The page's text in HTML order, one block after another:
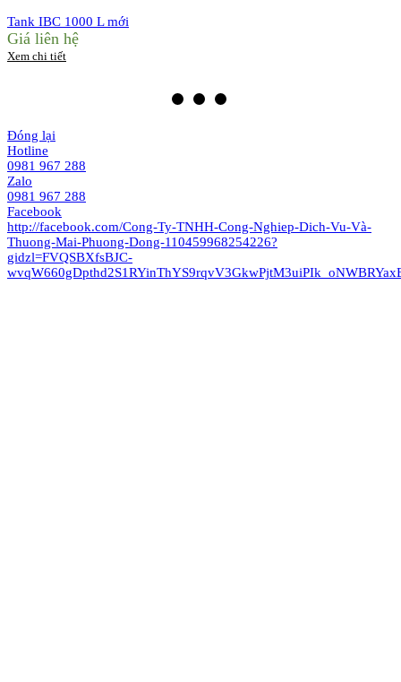
Tank IBC 1000 L mới
Giá liên hệ
Xem chi tiết
Đóng lại
Hotline
0981 967 288
Zalo
0981 967 288
Facebook
http://facebook.com/Cong-Ty-TNHH-Cong-Nghiep-Dich-Vu-Và-
Thuong-Mai-Phuong-Dong-110459968254226?
gidzl=FVQSBXfsBJC-